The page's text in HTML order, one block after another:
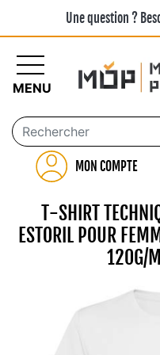
Une question ?
MON COMPTE
MENU
T-SHIRT
ESTORIL POUR
120G/